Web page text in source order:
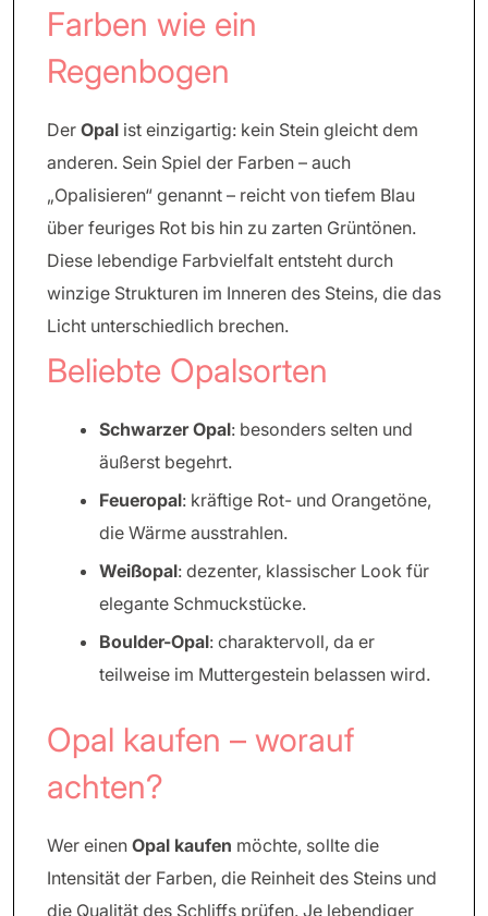
Farben wie ein
Regenbogen
Der Opal ist einzigartig: kein Stein gleicht dem
anderen. Sein Spiel der Farben – auch
„Opalisieren“ genannt – reicht von tiefem Blau
über feuriges Rot bis hin zu zarten Grüntönen.
Diese lebendige Farbvielfalt entsteht durch
winzige Strukturen im Inneren des Steins, die das
Licht unterschiedlich brechen.
Beliebte Opalsorten
Schwarzer Opal: besonders selten und
äußerst begehrt.
Feueropal: kräftige Rot- und Orangetöne,
die Wärme ausstrahlen.
Weißopal: dezenter, klassischer Look für
elegante Schmuckstücke.
Boulder-Opal: charaktervoll, da er
teilweise im Muttergestein belassen wird.
Opal kaufen – worauf
achten?
Wer einen Opal kaufen möchte, sollte die
Intensität der Farben, die Reinheit des Steins und
die Qualität des Schliffs prüfen. Je lebendiger